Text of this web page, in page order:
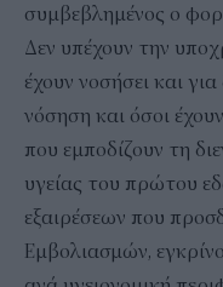
συμβεβλημένος ο
Δεν υπέχουν την
έχουν νοσήσει και
νόσηση και όσοι
που εμποδίζουν τη
υγείας του πρώτου
εξαιρέσεων που
Εμβολιασμών,